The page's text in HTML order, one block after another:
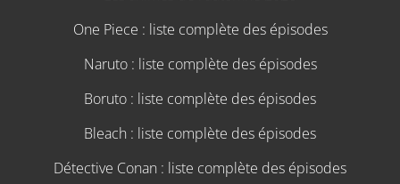
One Piece : liste complète des épisodes
Naruto : liste complète des épisodes
Boruto : liste complète des épisodes
Bleach : liste complète des épisodes
Détective Conan : liste complète des épisodes